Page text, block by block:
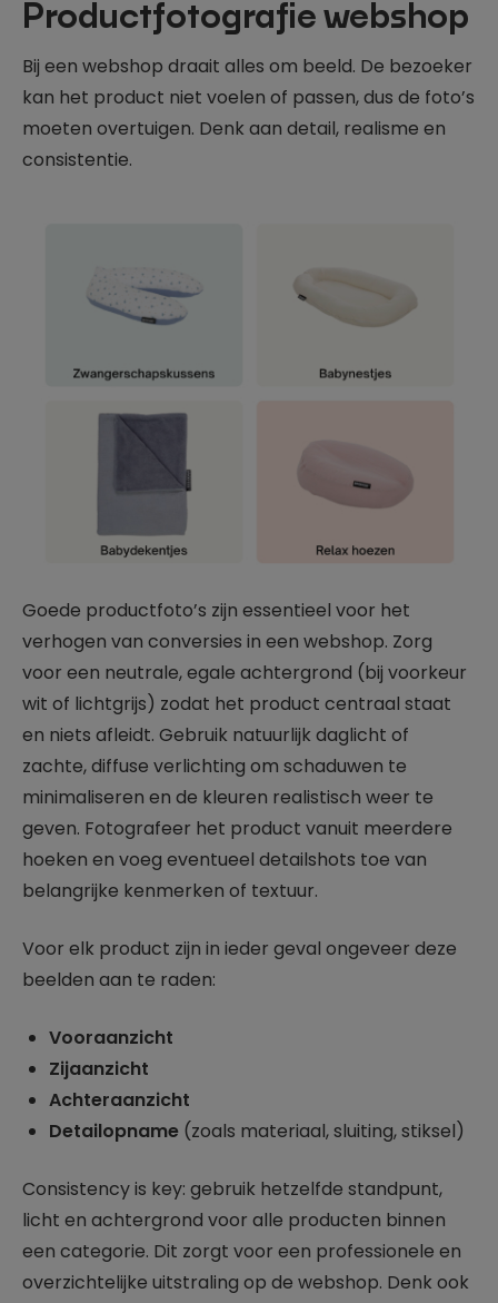
Productfotografie webshop
Bij een webshop draait alles om beeld. De bezoeker
kan het product niet voelen of passen, dus de foto’s
moeten overtuigen. Denk aan detail, realisme en
consistentie.
Goede productfoto’s zijn essentieel voor het
verhogen van conversies in een webshop. Zorg
voor een neutrale, egale achtergrond (bij voorkeur
wit of lichtgrijs) zodat het product centraal staat
en niets afleidt. Gebruik natuurlijk daglicht of
zachte, diffuse verlichting om schaduwen te
minimaliseren en de kleuren realistisch weer te
geven. Fotografeer het product vanuit meerdere
hoeken en voeg eventueel detailshots toe van
belangrijke kenmerken of textuur.
Voor elk product zijn in ieder geval ongeveer deze
beelden aan te raden:
Vooraanzicht
Zijaanzicht
Achteraanzicht
Detailopname (zoals materiaal, sluiting, stiksel)
Consistency is key: gebruik hetzelfde standpunt,
licht en achtergrond voor alle producten binnen
een categorie. Dit zorgt voor een professionele en
overzichtelijke uitstraling op de webshop. Denk ook